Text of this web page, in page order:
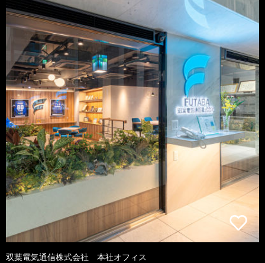
双葉電気通信株式会社 本社オフィス